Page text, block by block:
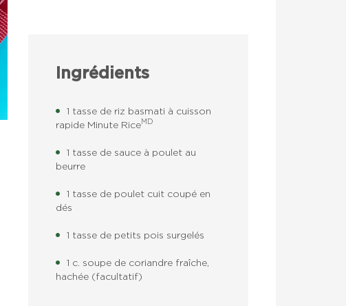
Ingrédients
1 tasse de riz basmati à cuisson
rapide Minute RiceMD
1 tasse de sauce à poulet au
beurre
1 tasse de poulet cuit coupé en
dés
1 tasse de petits pois surgelés
1 c. soupe de coriandre fraîche,
hachée (facultatif)